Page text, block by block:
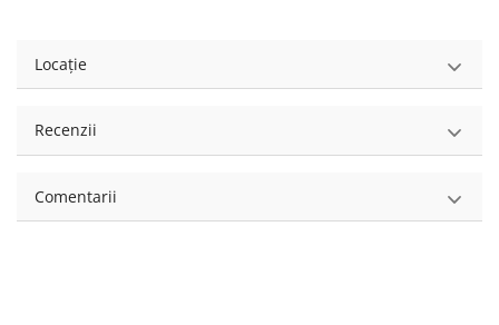
Locație
Recenzii
Comentarii